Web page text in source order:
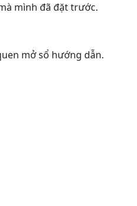
mình đã đặt trước.
mở sổ hướng dẫn.